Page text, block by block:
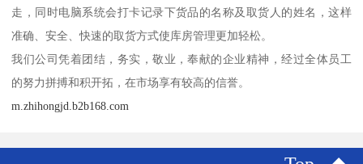
走，同时电脑系统会打卡记录下货品的名称及取货人的姓名，这样
准确、安全、快速的取货方式使库房管理更加轻松。
我们公司凭着团结，务实，敬业，奉献的企业精神，经过全体员工
的努力拼搏和积开拓，在市场享有较高的信誉。
m.zhihongjd.b2b168.com